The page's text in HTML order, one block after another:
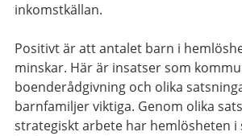
inkomstkällan.
Positivt är att antalet barn i
minskar. Här är insatser som
boenderådgivning och olika
barnfamiljer viktiga. Genom olika
strategiskt arbete har hemlösheten i